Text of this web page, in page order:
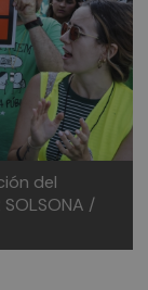
del
SOLSONA /